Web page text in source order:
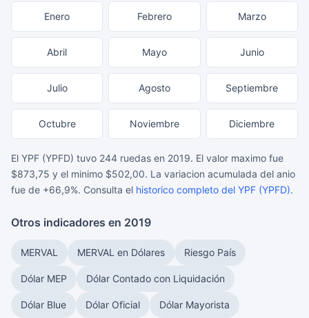
Enero Febrero Marzo
Abril Mayo Junio
Julio Agosto Septiembre
Octubre Noviembre Diciembre
El YPF (YPFD) tuvo 244 ruedas en 2019. El valor maximo fue
$873,75 y el minimo $502,00. La variacion acumulada del anio
fue de +66,9%. Consulta el historico completo del YPF (YPFD).
Otros indicadores en 2019
MERVAL MERVAL en Dólares Riesgo País
Dólar MEP Dólar Contado con Liquidación
Dólar Blue Dólar Oficial Dólar Mayorista